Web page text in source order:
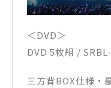
＜DVD＞
DVD 5枚組 /
三方背BOX仕様・